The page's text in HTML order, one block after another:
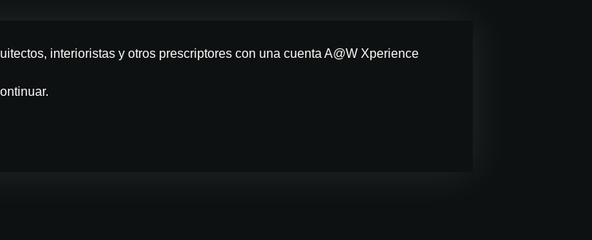
interioristas y otros prescriptores con una cuenta A@W Xperience